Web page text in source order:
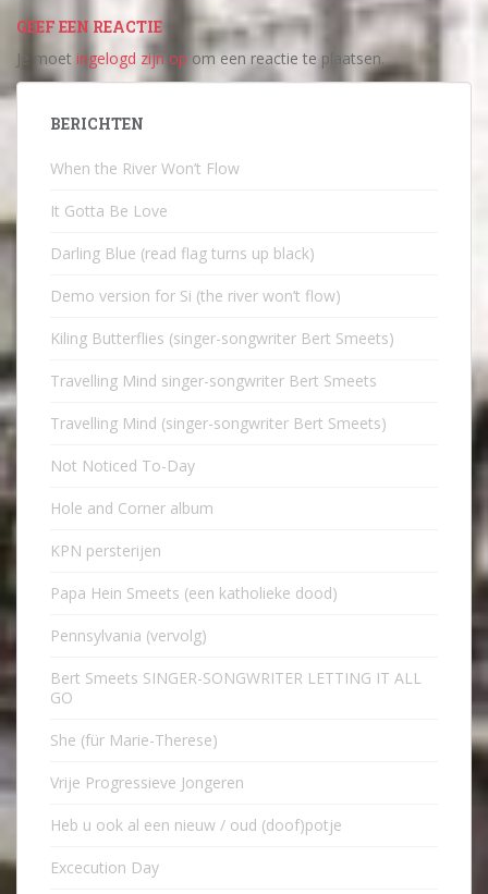
GEEF EEN REACTIE
Je moet ingelogd zijn op om een reactie te plaatsen.
BERICHTEN
When the River Won’t Flow
It Gotta Be Love
Darling Blue (read flag turns up black)
Demo version for Si (the river won’t flow)
Kiling Butterflies (singer-songwriter Bert Smeets)
Travelling Mind singer-songwriter Bert Smeets
Travelling Mind (singer-songwriter Bert Smeets)
Not Noticed To-Day
Hole and Corner album
KPN persterijen
Papa Hein Smeets (een katholieke dood)
Pennsylvania (vervolg)
Bert Smeets SINGER-SONGWRITER LETTING IT ALL
GO
She (für Marie-Therese)
Vrije Progressieve Jongeren
Heb u ook al een nieuw / oud (doof)potje
Excecution Day